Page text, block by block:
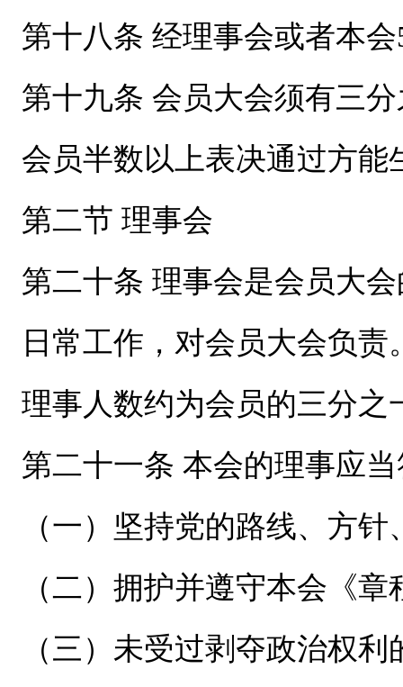
第十八条 经理事会或者本
第十九条 会员大会须有三
会员半数以上表决通过方能
第二节 理事会
第二十条 理事会是会员大
日常工作，对会员大会负责
理事人数约为会员的三分之
第二十一条 本会的理事应
（一）坚持党的路线、方
（二）拥护并遵守本会《
（三）未受过剥夺政治权